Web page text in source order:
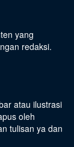
yang
redaksi.
atau ilustrasi
oleh
tulisan ya dan